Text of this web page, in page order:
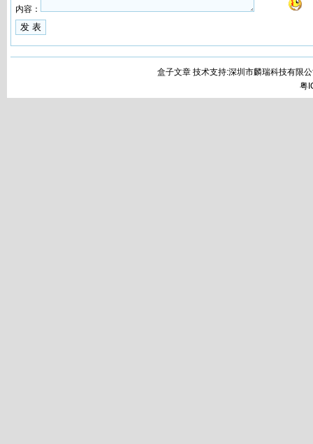
内容：
盒子文章 技术支持:深圳市麟瑞科技有限
粤